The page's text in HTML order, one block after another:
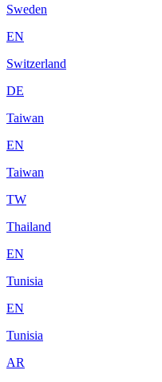
Sweden
EN
Switzerland
DE
Taiwan
EN
Taiwan
TW
Thailand
EN
Tunisia
EN
Tunisia
AR